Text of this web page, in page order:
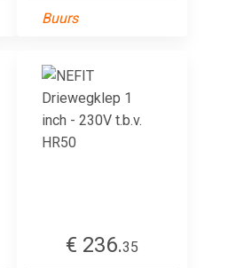
Buurs
€ 236.35